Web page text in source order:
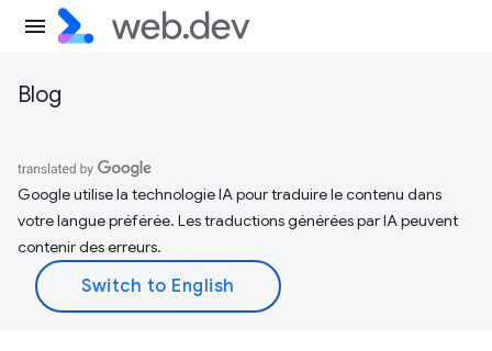
Blog
Google utilise la technologie IA pour traduire le contenu dans
votre langue préférée. Les traductions générées par IA peuvent
contenir des erreurs.